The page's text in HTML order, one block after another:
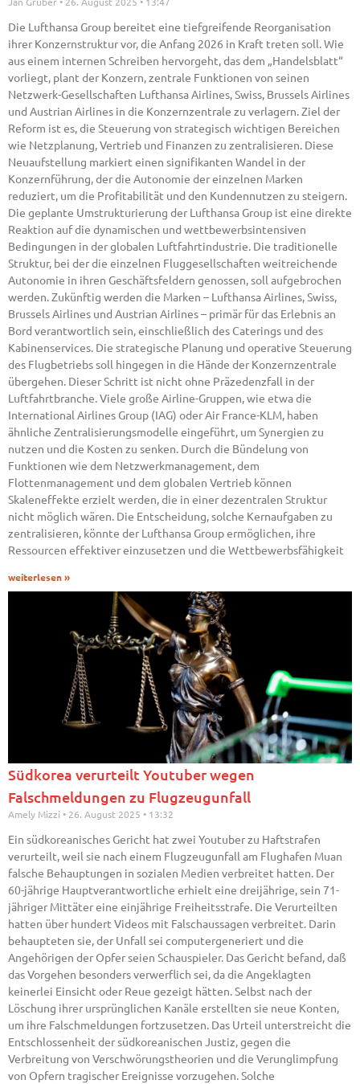
Die Lufthansa Group bereitet eine tiefgreifende Reorganisation
ihrer Konzernstruktur vor, die Anfang 2026 in Kraft treten soll. Wie
aus einem internen Schreiben hervorgeht, das dem „Handelsblatt“
vorliegt, plant der Konzern, zentrale Funktionen von seinen
Netzwerk-Gesellschaften Lufthansa Airlines, Swiss, Brussels Airlines
und Austrian Airlines in die Konzernzentrale zu verlagern. Ziel der
Reform ist es, die Steuerung von strategisch wichtigen Bereichen
wie Netzplanung, Vertrieb und Finanzen zu zentralisieren. Diese
Neuaufstellung markiert einen signifikanten Wandel in der
Konzernführung, der die Autonomie der einzelnen Marken
reduziert, um die Profitabilität und den Kundennutzen zu steigern.
Die geplante Umstrukturierung der Lufthansa Group ist eine direkte
Reaktion auf die dynamischen und wettbewerbsintensiven
Bedingungen in der globalen Luftfahrtindustrie. Die traditionelle
Struktur, bei der die einzelnen Fluggesellschaften weitreichende
Autonomie in ihren Geschäftsfeldern genossen, soll aufgebrochen
werden. Zukünftig werden die Marken – Lufthansa Airlines, Swiss,
Brussels Airlines und Austrian Airlines – primär für das Erlebnis an
Bord verantwortlich sein, einschließlich des Caterings und des
Kabinenservices. Die strategische Planung und operative Steuerung
des Flugbetriebs soll hingegen in die Hände der Konzernzentrale
übergehen. Dieser Schritt ist nicht ohne Präzedenzfall in der
Luftfahrtbranche. Viele große Airline-Gruppen, wie etwa die
International Airlines Group (IAG) oder Air France-KLM, haben
ähnliche Zentralisierungsmodelle eingeführt, um Synergien zu
nutzen und die Kosten zu senken. Durch die Bündelung von
Funktionen wie dem Netzwerkmanagement, dem
Flottenmanagement und dem globalen Vertrieb können
Skaleneffekte erzielt werden, die in einer dezentralen Struktur
nicht möglich wären. Die Entscheidung, solche Kernaufgaben zu
zentralisieren, könnte der Lufthansa Group ermöglichen, ihre
Ressourcen effektiver einzusetzen und die Wettbewerbsfähigkeit
weiterlesen »
Südkorea verurteilt Youtuber wegen
Falschmeldungen zu Flugzeugunfall
Amely Mizzi 26. August 2025 13:32
Ein südkoreanisches Gericht hat zwei Youtuber zu Haftstrafen
verurteilt, weil sie nach einem Flugzeugunfall am Flughafen Muan
falsche Behauptungen in sozialen Medien verbreitet hatten. Der
60-jährige Hauptverantwortliche erhielt eine dreijährige, sein 71-
jähriger Mittäter eine einjährige Freiheitsstrafe. Die Verurteilten
hatten über hundert Videos mit Falschaussagen verbreitet. Darin
behaupteten sie, der Unfall sei computergeneriert und die
Angehörigen der Opfer seien Schauspieler. Das Gericht befand, daß
das Vorgehen besonders verwerflich sei, da die Angeklagten
keinerlei Einsicht oder Reue gezeigt hätten. Selbst nach der
Löschung ihrer ursprünglichen Kanäle erstellten sie neue Konten,
um ihre Falschmeldungen fortzusetzen. Das Urteil unterstreicht die
Entschlossenheit der südkoreanischen Justiz, gegen die
Verbreitung von Verschwörungstheorien und die Verunglimpfung
von Opfern tragischer Ereignisse vorzugehen. Solche